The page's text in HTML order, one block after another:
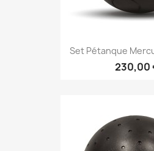
Set Pétanque
230,00